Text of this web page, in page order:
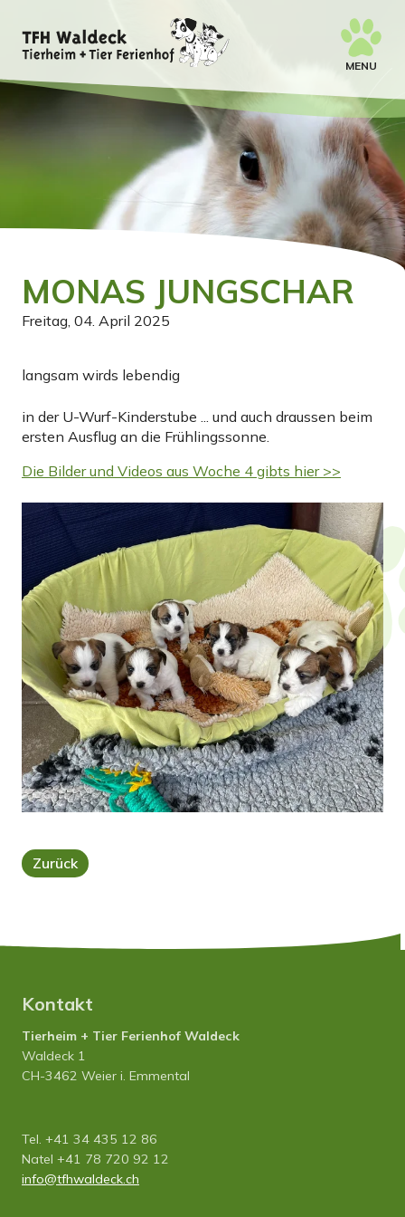
MENU
MONAS JUNGSCHAR
Freitag, 04. April 2025
langsam wirds lebendig
in der U-Wurf-Kinderstube ... und auch draussen beim
ersten Ausflug an die Frühlingssonne.
Die Bilder und Videos aus Woche 4 gibts hier >>
Zurück
Kontakt
Tierheim + Tier Ferienhof Waldeck
Waldeck 1
CH-3462 Weier i. Emmental
Tel. +41 34 435 12 86
Natel +41 78 720 92 12
info
tfhwaldeck.ch